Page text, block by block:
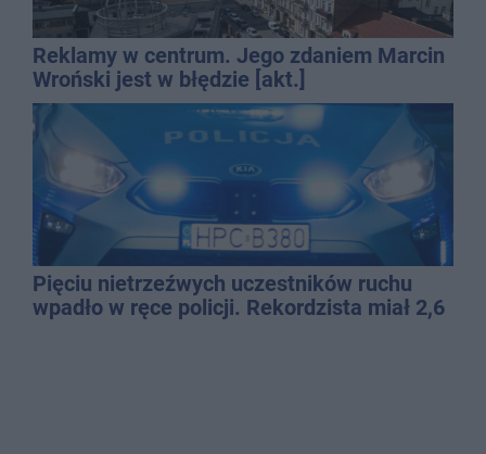
Reklamy w centrum. Jego zdaniem Marcin
Wroński jest w błędzie [akt.]
Pięciu nietrzeźwych uczestników ruchu
wpadło w ręce policji. Rekordzista miał 2,6